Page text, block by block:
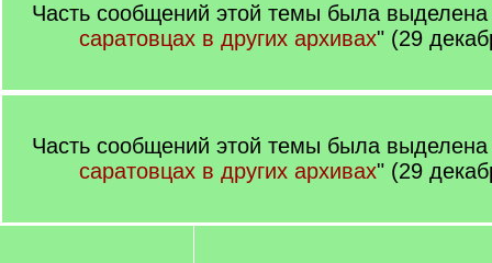
Часть сообщений этой темы была
саратовцах в других архивах" (29
Часть сообщений этой темы была
саратовцах в других архивах" (29